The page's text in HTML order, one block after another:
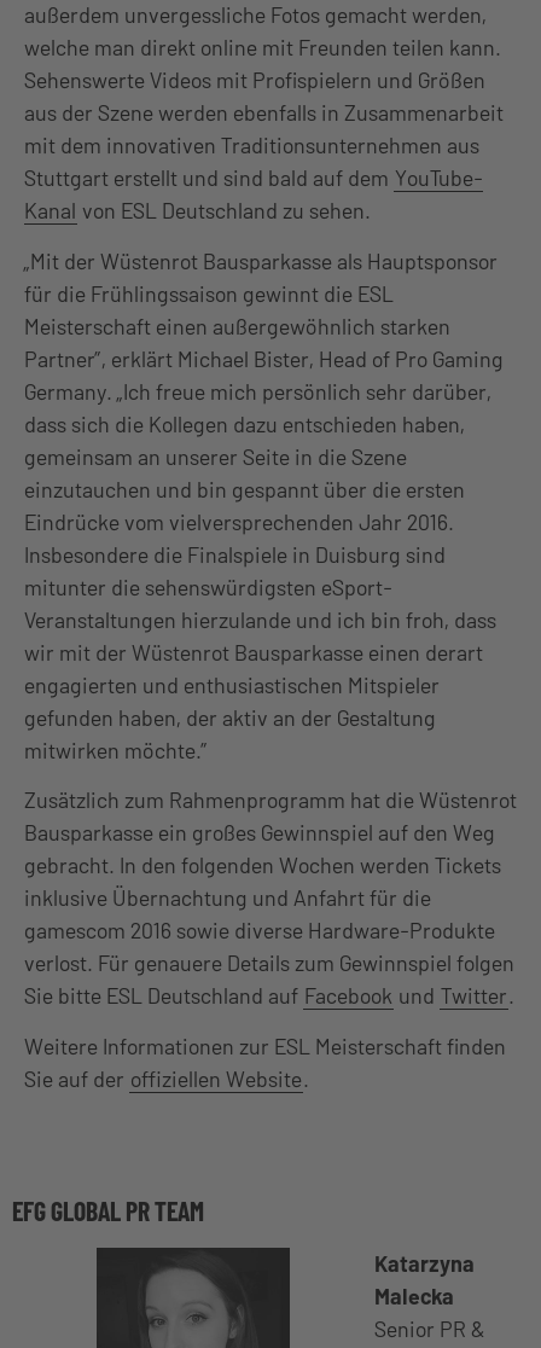
außerdem unvergessliche Fotos gemacht werden,
welche man direkt online mit Freunden teilen kann.
Sehenswerte Videos mit Profispielern und Größen
aus der Szene werden ebenfalls in Zusammenarbeit
mit dem innovativen Traditionsunternehmen aus
Stuttgart erstellt und sind bald auf dem YouTube-
Kanal von ESL Deutschland zu sehen.
„Mit der Wüstenrot Bausparkasse als Hauptsponsor
für die Frühlingssaison gewinnt die ESL
Meisterschaft einen außergewöhnlich starken
Partner”, erklärt Michael Bister, Head of Pro Gaming
Germany. „Ich freue mich persönlich sehr darüber,
dass sich die Kollegen dazu entschieden haben,
gemeinsam an unserer Seite in die Szene
einzutauchen und bin gespannt über die ersten
Eindrücke vom vielversprechenden Jahr 2016.
Insbesondere die Finalspiele in Duisburg sind
mitunter die sehenswürdigsten eSport-
Veranstaltungen hierzulande und ich bin froh, dass
wir mit der Wüstenrot Bausparkasse einen derart
engagierten und enthusiastischen Mitspieler
gefunden haben, der aktiv an der Gestaltung
mitwirken möchte.”
Zusätzlich zum Rahmenprogramm hat die Wüstenrot
Bausparkasse ein großes Gewinnspiel auf den Weg
gebracht. In den folgenden Wochen werden Tickets
inklusive Übernachtung und Anfahrt für die
gamescom 2016 sowie diverse Hardware-Produkte
verlost. Für genauere Details zum Gewinnspiel folgen
Sie bitte ESL Deutschland auf Facebook und Twitter.
Weitere Informationen zur ESL Meisterschaft finden
Sie auf der offiziellen Website.
EFG GLOBAL PR TEAM
Katarzyna
Malecka
Senior PR &